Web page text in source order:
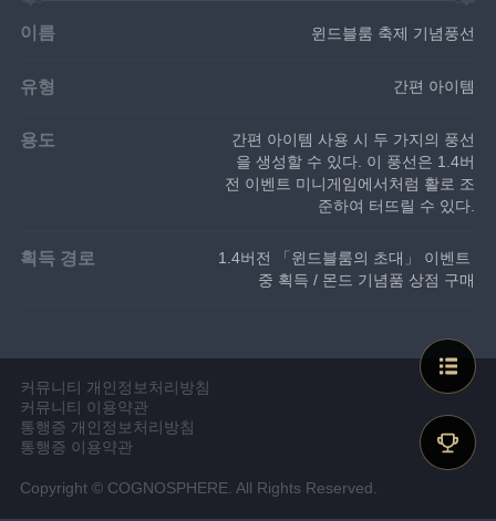
이름 윈드블룸 축제 기념풍선
유형 간편 아이템
용도
간편 아이템 사용 시 두 가지의 풍선
을 생성할 수 있다. 이 풍선은 1.4버
전 이벤트 미니게임에서처럼 활로 조
준하여 터뜨릴 수 있다.
획득 경로
1.4버전 「윈드블룸의 초대」 이벤트
중 획득 / 몬드 기념품 상점 구매
커뮤니티 개인정보처리방침
커뮤니티 이용약관
통행증 개인정보처리방침
통행증 이용약관
Copyright © COGNOSPHERE. All Rights Reserved.